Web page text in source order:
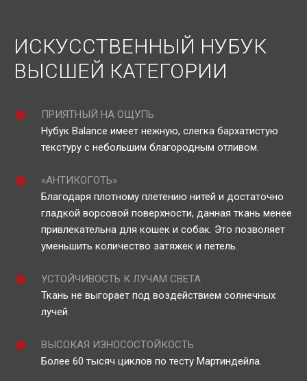
ИСКУССТВЕННЫЙ НУБУК
ВЫСШЕЙ КАТЕГОРИИ
ПРИЯТНЫЙ НА ОЩУПЬ
Нубук Balance имеет нежную, слегка бархатистую
текстуру с небольшим благородным отливом.
«АНТИКОГОТЬ»
Благодаря плотному плетению нитей и достаточно
гладкой ворсовой поверхности, данная ткань менее
привлекательна для кошек и собак. Это позволяет
уменьшить количество затяжек и петель.
УСТОЙЧИВОСТЬ К ЛУЧАМ СВЕТА
Ткань не выгорает под воздействием солнечных
лучей.
ВЫСОКАЯ ИЗНОСОСТОЙКОСТЬ
Более 60 тысяч циклов по тесту Мартиндейла.